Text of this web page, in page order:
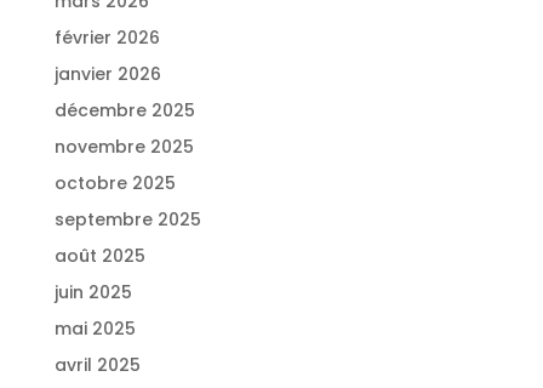
février 2026
janvier 2026
décembre 2025
novembre 2025
octobre 2025
septembre 2025
août 2025
juin 2025
mai 2025
avril 2025